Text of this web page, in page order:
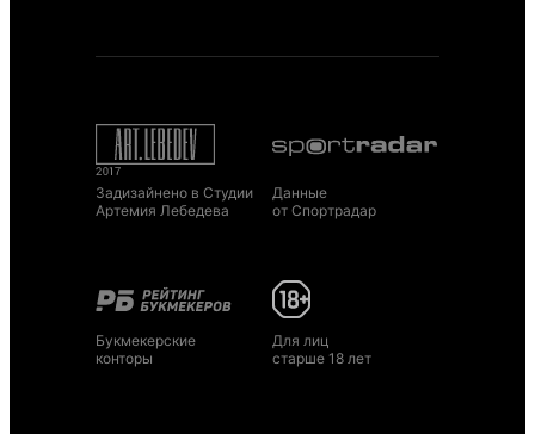
Задизайнено в Студии
Артемия Лебедева
Данные
от Спортрадар
Букмекерские
конторы
Для лиц
старше 18 лет